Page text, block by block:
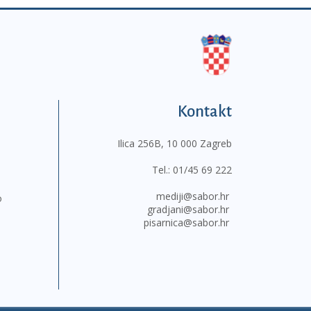
Kontakt
Ilica 256B, 10 000 Zagreb
Tel.: 01/45 69 222
mediji@sabor.hr
gradjani@sabor.hr
pisarnica@sabor.hr